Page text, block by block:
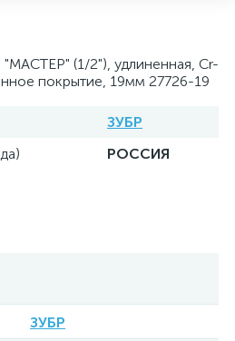
"МАСТЕР" (1/2"), удлиненная, Cr-
покрытие, 19мм 27726-19
ЗУБР
РОССИЯ
ЗУБР